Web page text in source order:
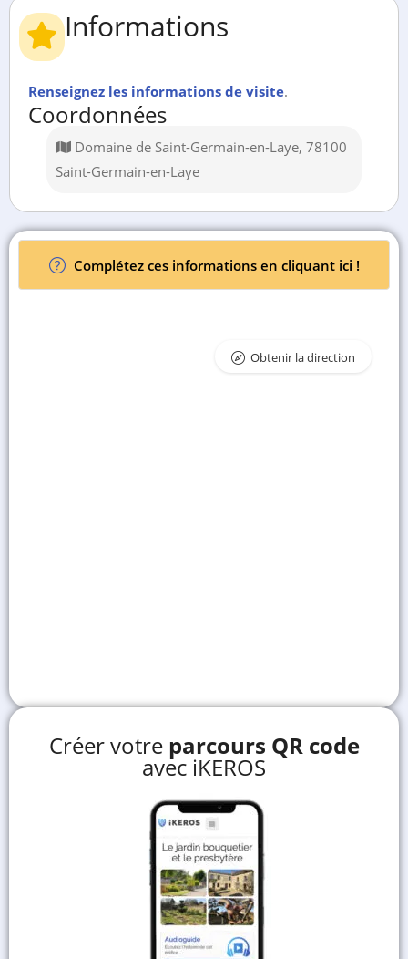
Informations
Renseignez les informations de visite.
Coordonnées
Domaine de Saint-Germain-en-Laye, 78100
Saint-Germain-en-Laye
Complétez ces informations en cliquant ici !
Obtenir la direction
Créer votre parcours QR code
avec iKEROS